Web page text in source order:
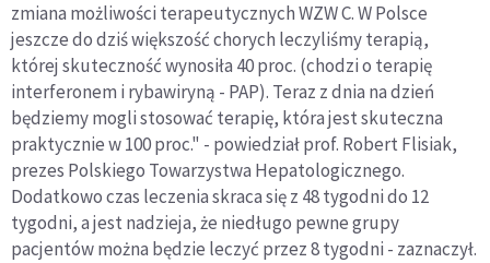
zmiana możliwości terapeutycznych WZW C. W Polsce
jeszcze do dziś większość chorych leczyliśmy terapią,
której skuteczność wynosiła 40 proc. (chodzi o terapię
interferonem i rybawiryną - PAP). Teraz z dnia na dzień
będziemy mogli stosować terapię, która jest skuteczna
praktycznie w 100 proc." - powiedział prof. Robert Flisiak,
prezes Polskiego Towarzystwa Hepatologicznego.
Dodatkowo czas leczenia skraca się z 48 tygodni do 12
tygodni, a jest nadzieja, że niedługo pewne grupy
pacjentów można będzie leczyć przez 8 tygodni - zaznaczył.